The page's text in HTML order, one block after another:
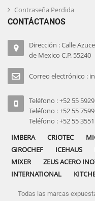
Contraseña Perdida
CONTÁCTANOS
Dirección : Calle
de Mexico C.P. 55240
Correo electrónico :
Teléfono : +52 55
Teléfono : +52 55
Teléfono : +52 55
IMBERA
CRIOTEC
GIROCHEF
ICEHAUS
MIXER
ZEUS ACERO
INTERNATIONAL
Todas las marcas